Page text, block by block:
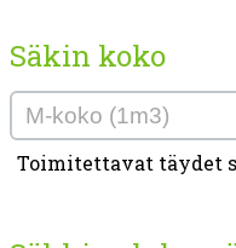
Säkin koko
Toimitettavat täydet